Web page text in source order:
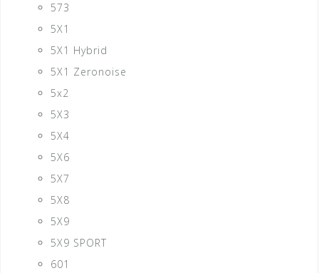
573
5X1
5X1 Hybrid
5X1 Zeronoise
5x2
5X3
5X4
5X6
5X7
5X8
5X9
5X9 SPORT
601